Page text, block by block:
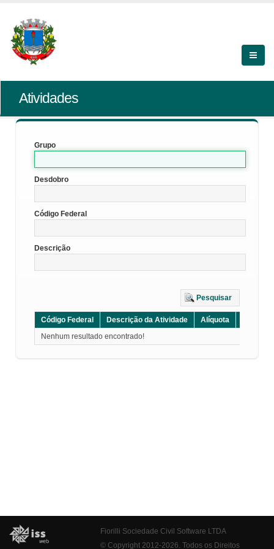
Atividades
Grupo
Desdobro
Código Federal
Descrição
Pesquisar
Código Federal Descrição da Atividade Alíquota
Nenhum resultado encontrado!
Fiorilli Sociedade Civil Software LTDA
© Copyright 2012-2026. Todos os Direitos